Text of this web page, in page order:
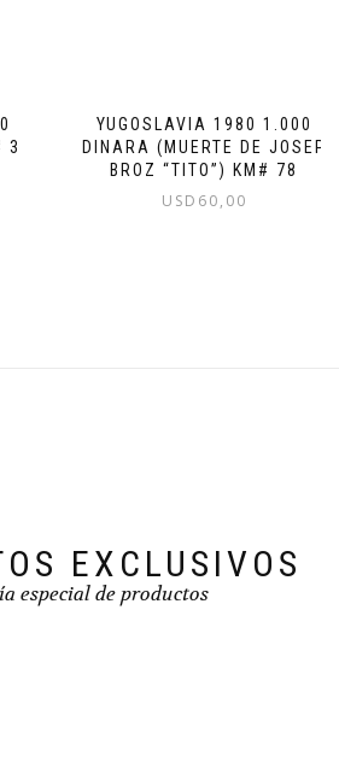
3
YUGOSLAVIA 1980 1.000
DINARA (MUERTE DE JOSEP
BROZ “TITO”) KM# 78
USD 60,00
EXCLUSIVOS
especial de productos